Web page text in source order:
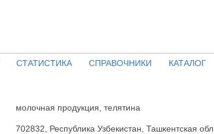
СТАТИСТИКА СПРАВОЧНИКИ КАТАЛОГ
молочная продукция, телятина
702832, Республика Узбекистан, Ташкентская обл.,